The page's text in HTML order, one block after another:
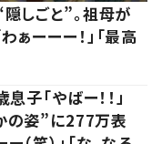
しごと”。祖母が
ーーー！」「最高
子「やばー！！」
の姿”に277万表